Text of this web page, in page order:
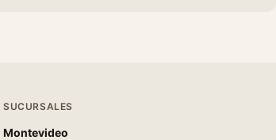
SUCURSALES
Montevideo